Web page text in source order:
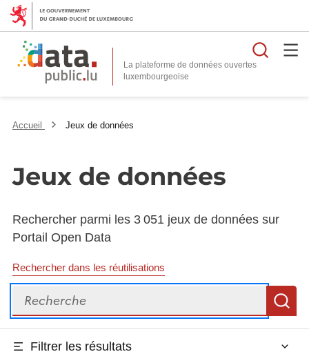
La plateforme de données ouvertes
Accueil Jeux de données
Jeux de données
Rechercher parmi les 3 051 jeux de données sur
Portail Open Data
Rechercher dans les réutilisations
Recherche
Filtrer les résultats